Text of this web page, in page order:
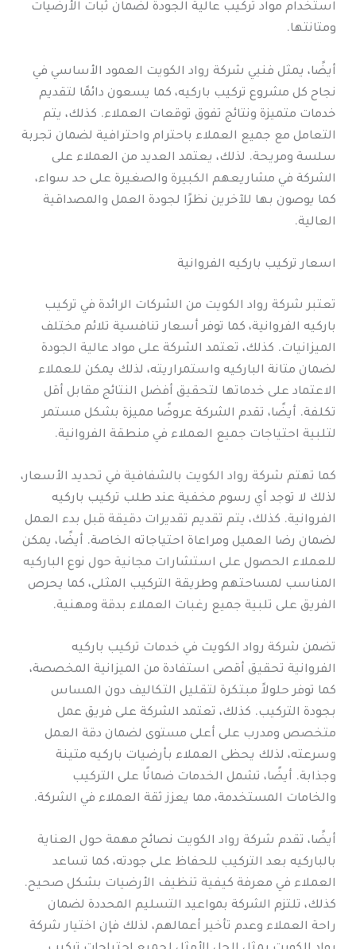
استخدام مواد تركيب عالية الجودة لضمان ثبات الأرضيات
ومتانتها.
أيضًا، يمثل فنيي شركة رواد الكويت العمود الأساسي في
نجاح كل مشروع تركيب باركيه، كما يسعون دائمًا لتقديم
خدمات متميزة ونتائج تفوق توقعات العملاء. كذلك، يتم
التعامل مع جميع العملاء باحترام واحترافية لضمان تجربة
سلسة ومريحة. لذلك، يعتمد العديد من العملاء على
الشركة في مشاريعهم الكبيرة والصغيرة على حد سواء،
كما يوصون بها للآخرين نظرًا لجودة العمل والمصداقية
العالية.
اسعار تركيب باركيه الفروانية
تعتبر شركة رواد الكويت من الشركات الرائدة في تركيب
باركيه الفروانية، كما توفر أسعار تنافسية تلائم مختلف
الميزانيات. كذلك، تعتمد الشركة على مواد عالية الجودة
لضمان متانة الباركيه واستمراريته، لذلك يمكن للعملاء
الاعتماد على خدماتها لتحقيق أفضل النتائج مقابل أقل
تكلفة. أيضًا، تقدم الشركة عروضًا مميزة بشكل مستمر
لتلبية احتياجات جميع العملاء في منطقة الفروانية.
كما تهتم شركة رواد الكويت بالشفافية في تحديد الأسعار،
لذلك لا توجد أي رسوم مخفية عند طلب تركيب باركيه
الفروانية. كذلك، يتم تقديم تقديرات دقيقة قبل بدء العمل
لضمان رضا العميل ومراعاة احتياجاته الخاصة. أيضًا، يمكن
للعملاء الحصول على استشارات مجانية حول نوع الباركيه
المناسب لمساحتهم وطريقة التركيب المثلى، كما يحرص
الفريق على تلبية جميع رغبات العملاء بدقة ومهنية.
تضمن شركة رواد الكويت في خدمات تركيب باركيه
الفروانية تحقيق أقصى استفادة من الميزانية المخصصة،
كما توفر حلولاً مبتكرة لتقليل التكاليف دون المساس
بجودة التركيب. كذلك، تعتمد الشركة على فريق عمل
متخصص ومدرب على أعلى مستوى لضمان دقة العمل
وسرعته، لذلك يحظى العملاء بأرضيات باركيه متينة
وجذابة. أيضًا، تشمل الخدمات ضمانًا على التركيب
والخامات المستخدمة، مما يعزز ثقة العملاء في الشركة.
أيضًا، تقدم شركة رواد الكويت نصائح مهمة حول العناية
بالباركيه بعد التركيب للحفاظ على جودته، كما تساعد
العملاء في معرفة كيفية تنظيف الأرضيات بشكل صحيح.
كذلك، تلتزم الشركة بمواعيد التسليم المحددة لضمان
راحة العملاء وعدم تأخير أعمالهم، لذلك فإن اختيار شركة